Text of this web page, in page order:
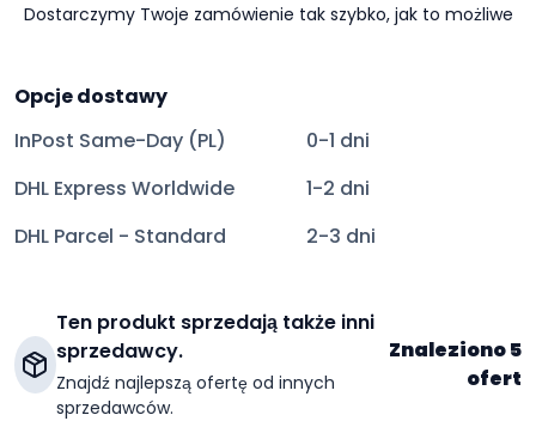
Dostarczymy Twoje zamówienie tak szybko, jak to możliwe
Opcje dostawy
InPost Same-Day (PL)
0-1 dni
DHL Express Worldwide
1-2 dni
DHL Parcel - Standard
2-3 dni
Ten produkt sprzedają także inni
sprzedawcy.
Znajdź najlepszą ofertę od innych
sprzedawców.
Znaleziono 5
ofert